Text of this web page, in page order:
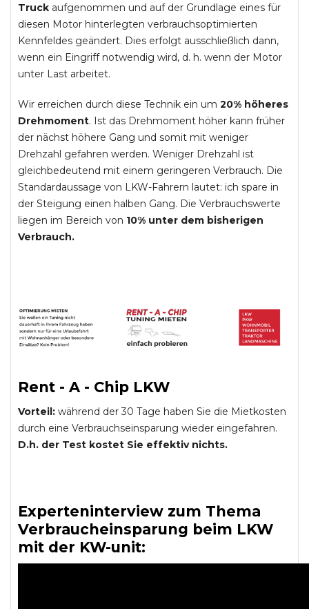
Truck aufgenommen und auf der Grundlage eines für
diesen Motor hinterlegten verbrauchsoptimierten
Kennfeldes geändert. Dies erfolgt ausschließlich dann,
wenn ein Eingriff notwendig wird, d. h. wenn der Motor
unter Last arbeitet.
Wir erreichen durch diese Technik ein um 20% höheres
Drehmoment. Ist das Drehmoment höher kann früher
der nächst höhere Gang und somit mit weniger
Drehzahl gefahren werden. Weniger Drehzahl ist
gleichbedeutend mit einem geringeren Verbrauch. Die
Standardaussage von LKW-Fahrern lautet: ich spare in
der Steigung einen halben Gang. Die Verbrauchswerte
liegen im Bereich von 10% unter dem bisherigen
Verbrauch.
Rent - A - Chip LKW
Vorteil: während der 30 Tage haben Sie die Mietkosten
durch eine Verbrauchseinsparung wieder eingefahren.
D.h. der Test kostet Sie effektiv nichts.
Experteninterview zum Thema
Verbraucheinsparung beim LKW
mit der KW-unit: